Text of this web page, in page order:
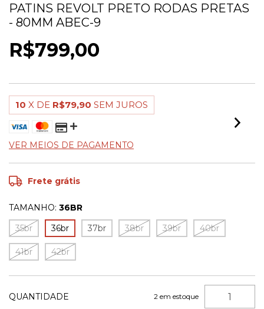
PATINS REVOLT PRETO RODAS PRETAS
- 80MM ABEC-9
R$799,00
10 X DE R$79,90 SEM JUROS
VER MEIOS DE PAGAMENTO
Frete grátis
TAMANHO: 36BR
35br
36br 37br 38br 39br 40br
41br 42br
QUANTIDADE 2 em estoque